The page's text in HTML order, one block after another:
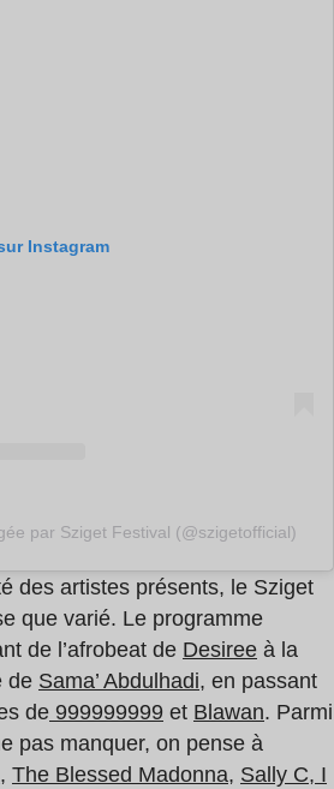
Instagram
par Sziget Festival (@szigetofficial)
des artistes présents, le Sziget
que varié. Le programme
de l’afrobeat de Desiree à la
de Sama’ Abdulhadi, en passant
de 999999999 et Blawan. Parmi
pas manquer, on pense à
, The Blessed Madonna, Sally C, I